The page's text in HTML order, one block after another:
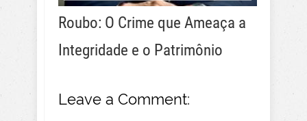
Roubo: O Crime que Ameaça a
Integridade e o Patrimônio
Leave a Comment: